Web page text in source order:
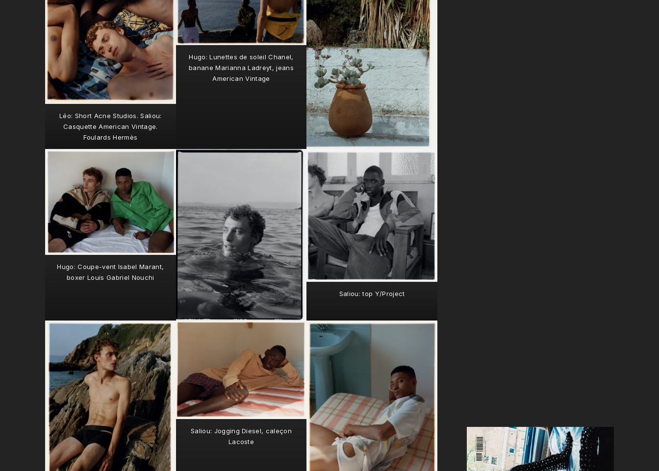
Léo: Short Acne Studios. Saliou:
Casquette American Vintage.
Foulards Hermès
Hugo: Lunettes de soleil Chanel,
banane Marianna Ladreyt, jeans
American Vintage
Hugo: Coupe-vent Isabel Marant,
boxer Louis Gabriel Nouchi
Saliou: top Y/Project
Saliou: Jogging Diesel, caleçon
Lacoste